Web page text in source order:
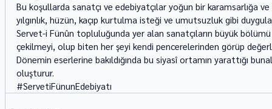
Bu koşullarda sanatçı ve edebiyatçılar yoğun bir karamsarlığa
yılgınlık, hüzün, kaçıp kur­tulma isteği ve umutsuzluk gibi
Servet-i Fünûn topluluğunda yer alan sanatçıların büyük
çekilmeyi, olup biten her şeyi kendi pencerelerinden görüp
Dönemin eserlerine bakıldığında bu siyasî ortamın yarattığı
oluşturur.
#ServetiFünunEdebiyatı